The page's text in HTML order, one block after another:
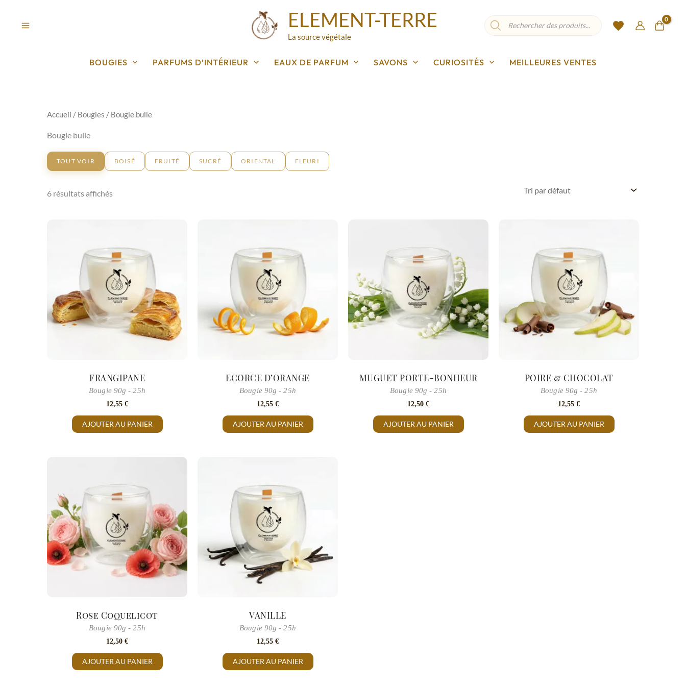
contenu
ELEMENT-TERRE
La source végétale
Recherche
de
BOUGIES PARFUMS D’INTÉRIEUR EAUX DE PARFUM SAVONS CURIOSITÉS MEILLEURES VENTES
Accueil / Bougies / Bougie bulle
Bougie bulle
TOUT VOIR BOISÉ FRUITÉ SUCRÉ ORIENTAL FLEURI
6 résultats affichés
FRANGIPANE
Bougie 90g - 25h
12,55 €
AJOUTER AU PANIER
ECORCE D’ORANGE
Bougie 90g - 25h
12,55 €
AJOUTER AU PANIER
MUGUET PORTE-BONHEUR
Bougie 90g - 25h
12,50 €
AJOUTER AU PANIER
POIRE & CHOCOLAT
Bougie 90g - 25h
12,55 €
AJOUTER AU PANIER
Rose Coquelicot
Bougie 90g - 25h
12,50 €
AJOUTER AU PANIER
VANILLE
Bougie 90g - 25h
12,55 €
AJOUTER AU PANIER